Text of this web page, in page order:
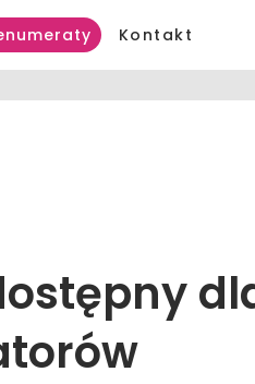
Kontakt